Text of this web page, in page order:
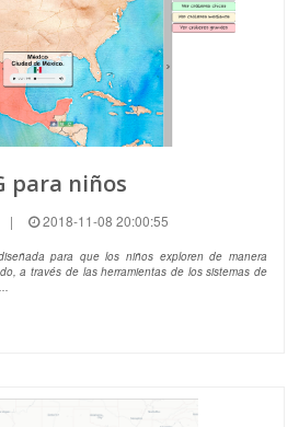
para niños
| 2018-11-08 20:00:55
para que los niños exploren de manera
a través de las herramientas de los sistemas de